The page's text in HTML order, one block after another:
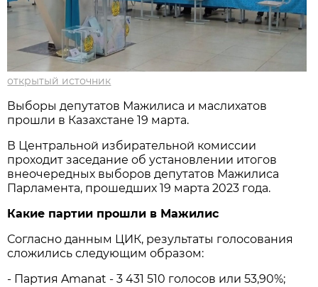
открытый источник
Выборы депутатов Мажилиса и маслихатов
прошли в Казахстане 19 марта.
В Центральной избирательной комиссии
проходит заседание об установлении итогов
внеочередных выборов депутатов Мажилиса
Парламента, прошедших 19 марта 2023 года.
Какие партии прошли в Мажилис
Согласно данным ЦИК, результаты голосования
сложились следующим образом:
- Партия Amanat - 3 431 510 голосов или 53,90%;